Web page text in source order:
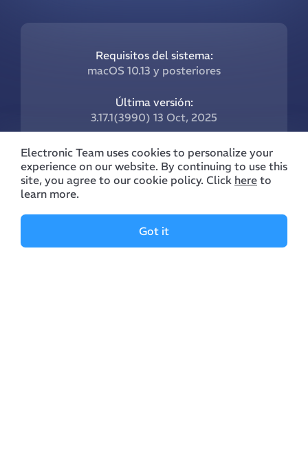
Requisitos del sistema:
macOS 10.13 y posteriores
Última versión:
3.17.1(3990) 13 Oct, 2025
Qué hay de nuevo:
Sigue este enlace
Electronic Team uses cookies to personalize your
experience on our website. By continuing to use this
site, you agree to our cookie policy. Click here to
learn more.
Got it